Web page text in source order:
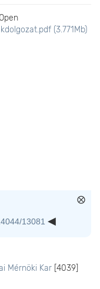
Open
(3.771Mb)
13081
Mérnöki Kar [4039]